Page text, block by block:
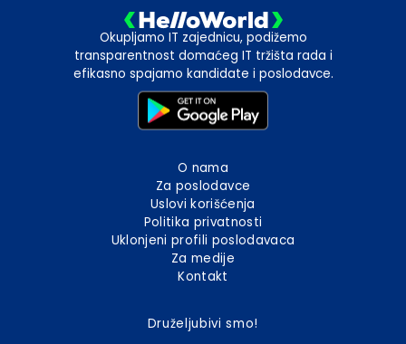
Okupljamo IT zajednicu, podižemo
transparentnost domaćeg IT tržišta rada i
efikasno spajamo kandidate i poslodavce.
O nama
Za poslodavce
Uslovi korišćenja
Politika privatnosti
Uklonjeni profili poslodavaca
Za medije
Kontakt
Druželjubivi smo!